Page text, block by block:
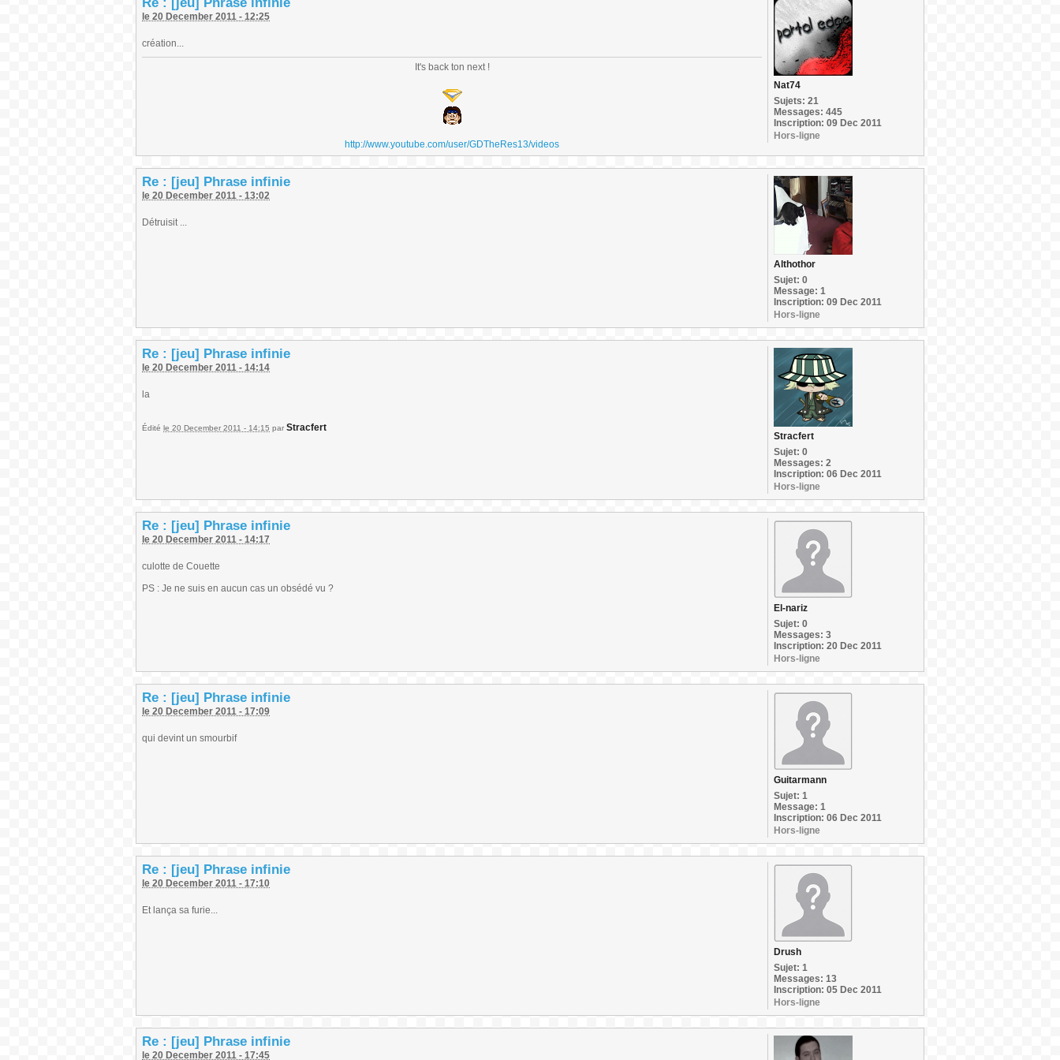
le 20 December 2011 - 12:25
création...
It's back ton next !
http://www.youtube.com/user/GDTheRes13/videos
Nat74
Sujets: 21
Messages: 445
Inscription: 09 Dec 2011
Hors-ligne
Re : [jeu] Phrase infinie
le 20 December 2011 - 13:02
Détruisit ...
Althothor
Sujet: 0
Message: 1
Inscription: 09 Dec 2011
Hors-ligne
Re : [jeu] Phrase infinie
le 20 December 2011 - 14:14
la
Édité le 20 December 2011 - 14:15 par Stracfert
Stracfert
Sujet: 0
Messages: 2
Inscription: 06 Dec 2011
Hors-ligne
Re : [jeu] Phrase infinie
le 20 December 2011 - 14:17
culotte de Couette
PS : Je ne suis en aucun cas un obsédé vu ?
El-nariz
Sujet: 0
Messages: 3
Inscription: 20 Dec 2011
Hors-ligne
Re : [jeu] Phrase infinie
le 20 December 2011 - 17:09
qui devint un smourbif
Guitarmann
Sujet: 1
Message: 1
Inscription: 06 Dec 2011
Hors-ligne
Re : [jeu] Phrase infinie
le 20 December 2011 - 17:10
Et lança sa furie...
Drush
Sujet: 1
Messages: 13
Inscription: 05 Dec 2011
Hors-ligne
Re : [jeu] Phrase infinie
le 20 December 2011 - 17:45